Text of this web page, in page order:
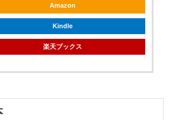
Amazon
Kindle
楽天ブックス